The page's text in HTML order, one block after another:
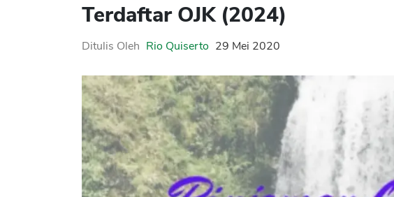
Terdaftar OJK (2024)
Ditulis Oleh Rio Quiserto 29 Mei 2020